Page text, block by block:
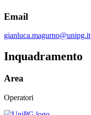
Email
gianluca.magurno@unipg.it
Inquadramento
Area
Operatori